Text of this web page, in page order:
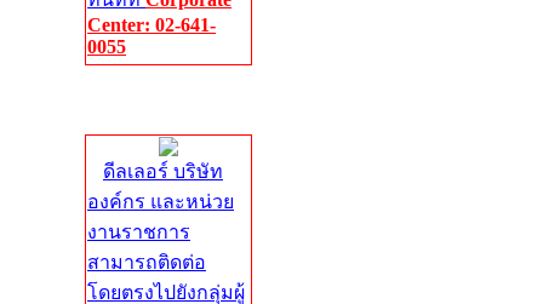
Center: 02-641-
0055
ดีลเลอร์ บริษัท
องค์กร และหน่วย
งานราชการ
สามารถติดต่อ
โดยตรงไปยังกลุ่มผู้